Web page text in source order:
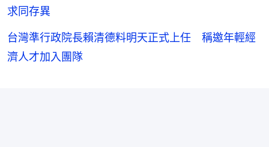
求同存異
台灣準行政院長賴清德料明天正式上任 稱邀年輕經
濟人才加入團隊